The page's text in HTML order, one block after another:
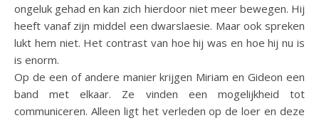
ongeluk gehad en kan zich hierdoor niet meer bewegen. Hij
heeft vanaf zijn middel een dwarslaesie. Maar ook spreken
lukt hem niet. Het contrast van hoe hij was en hoe hij nu is
is enorm.
Op de een of andere manier krijgen Miriam en Gideon een
band met elkaar. Ze vinden een mogelijkheid tot
communiceren. Alleen ligt het verleden op de loer en deze